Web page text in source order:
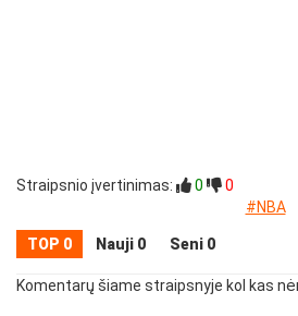
Straipsnio įvertinimas: 0
0
#NBA
TOP 0 Nauji 0 Seni 0
Komentarų šiame straipsnyje kol kas